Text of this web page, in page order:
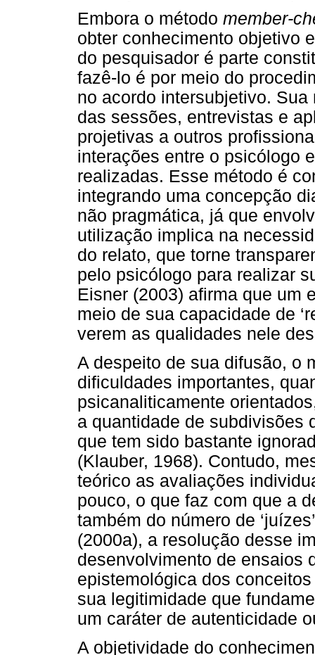
Embora o método member-
obter conhecimento objetivo
do pesquisador é parte
fazê-lo é por meio do
no acordo intersubjetivo.
das sessões, entrevistas e
projetivas a outros
interações entre o psicólogo
realizadas. Esse método é
integrando uma concepção
não pragmática, já que
utilização implica na
do relato, que torne
pelo psicólogo para realizar
Eisner (2003) afirma que um
meio de sua capacidade de
verem as qualidades nele
A despeito de sua difusão, o
dificuldades importantes,
psicanaliticamente
a quantidade de subdivisões
que tem sido bastante
(Klauber, 1968). Contudo,
teórico as avaliações
pouco, o que faz com que a
também do número de
(2000a), a resolução desse
desenvolvimento de ensaios
epistemológica dos
sua legitimidade que
um caráter de autenticidade
A objetividade do